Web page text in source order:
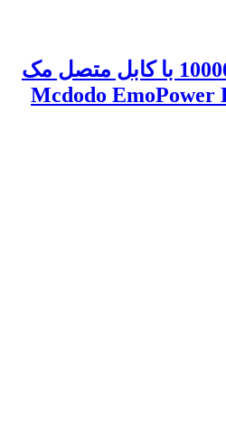
پاوربانک 22.5 وات 10000 با کابل متصل مک